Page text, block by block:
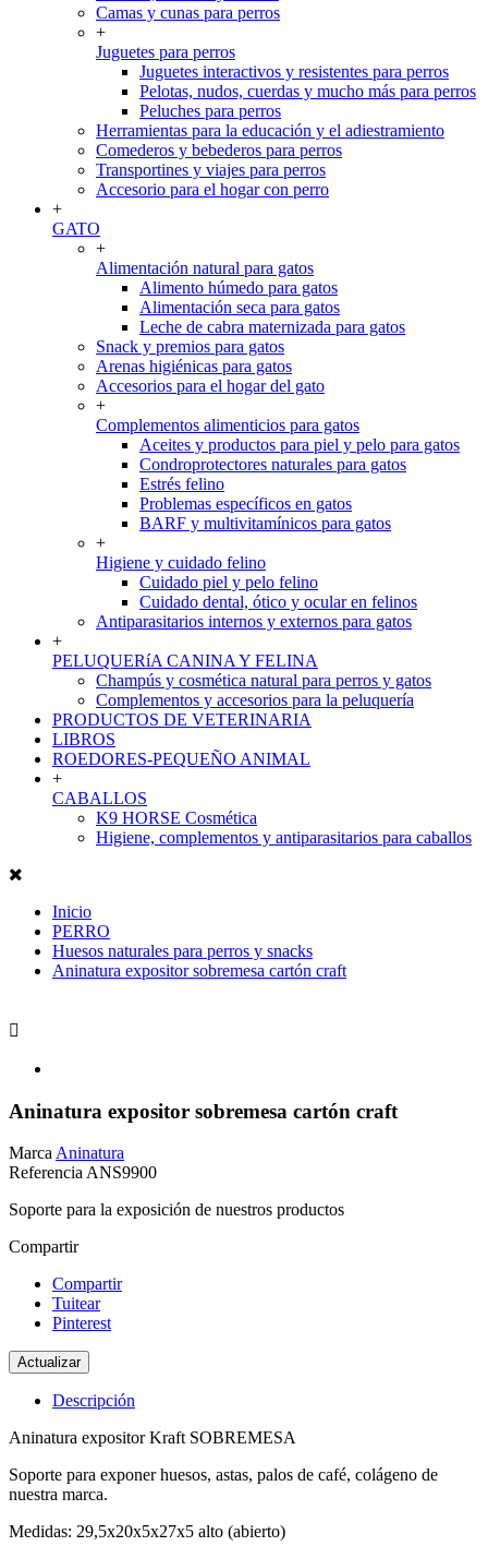
Camas y cunas para perros
+
Juguetes para perros
Juguetes interactivos y resistentes para perros
Pelotas, nudos, cuerdas y mucho más para perros
Peluches para perros
Herramientas para la educación y el adiestramiento
Comederos y bebederos para perros
Transportines y viajes para perros
Accesorio para el hogar con perro
+
GATO
+
Alimentación natural para gatos
Alimento húmedo para gatos
Alimentación seca para gatos
Leche de cabra maternizada para gatos
Snack y premios para gatos
Arenas higiénicas para gatos
Accesorios para el hogar del gato
+
Complementos alimenticios para gatos
Aceites y productos para piel y pelo para gatos
Condroprotectores naturales para gatos
Estrés felino
Problemas específicos en gatos
BARF y multivitamínicos para gatos
+
Higiene y cuidado felino
Cuidado piel y pelo felino
Cuidado dental, ótico y ocular en felinos
Antiparasitarios internos y externos para gatos
+
PELUQUERíA CANINA Y FELINA
Champús y cosmética natural para perros y gatos
Complementos y accesorios para la peluquería
PRODUCTOS DE VETERINARIA
LIBROS
ROEDORES-PEQUEÑO ANIMAL
+
CABALLOS
K9 HORSE Cosmética
Higiene, complementos y antiparasitarios para caballos
Inicio
PERRO
Huesos naturales para perros y snacks
Aninatura expositor sobremesa cartón craft

Aninatura expositor sobremesa cartón craft
MarcaAninatura
ReferenciaANS9900
Soporte para la exposición de nuestros productos
Compartir
Compartir
Tuitear
Pinterest
Descripción
Aninatura expositor Kraft SOBREMESA
Soporte para exponer huesos, astas, palos de café, colágeno de
nuestra marca.
Medidas: 29,5x20x5x27x5 alto (abierto)